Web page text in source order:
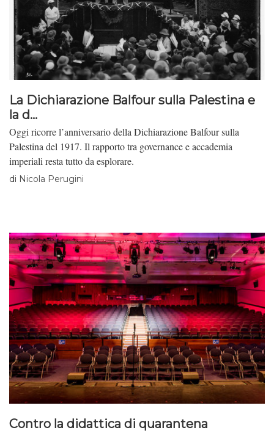
La Dichiarazione Balfour sulla Palestina e
la d...
Oggi ricorre l’anniversario della Dichiarazione Balfour sulla
Palestina del 1917. Il rapporto tra governance e accademia
imperiali resta tutto da esplorare.
di Nicola Perugini
Contro la didattica di quarantena